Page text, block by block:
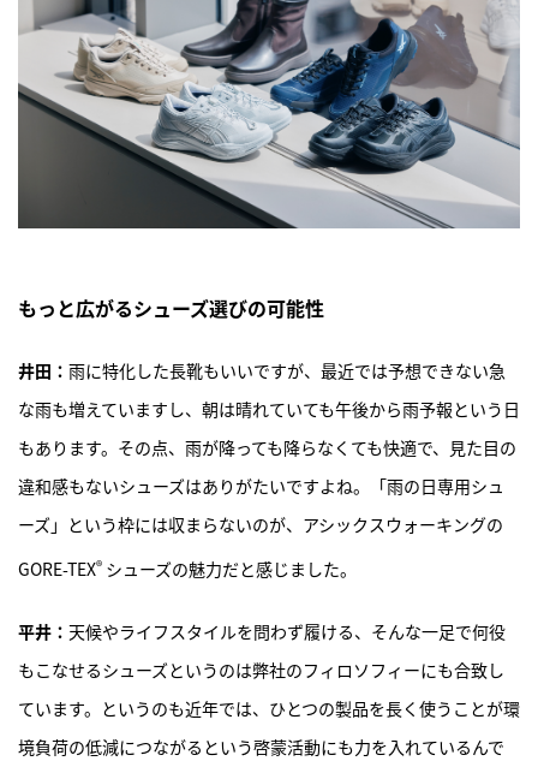
もっと広がるシューズ選びの可能性
井田： 雨に特化した長靴もいいですが、最近では予想できない急
な雨も増えていますし、朝は晴れていても午後から雨予報という日
もあります。その点、雨が降っても降らなくても快適で、見た目の
違和感もないシューズはありがたいですよね。「雨の日専用シュ
ーズ」という枠には収まらないのが、アシックスウォーキングの
GORE-TEX® シューズの魅力だと感じました。
平井： 天候やライフスタイルを問わず履ける、そんな一足で何役
もこなせるシューズというのは弊社のフィロソフィーにも合致し
ています。というのも近年では、ひとつの製品を長く使うことが環
境負荷の低減につながるという啓蒙活動にも力を入れているんで